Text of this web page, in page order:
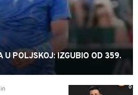
U POLJSKOJ: IZGUBIO OD 359.
0